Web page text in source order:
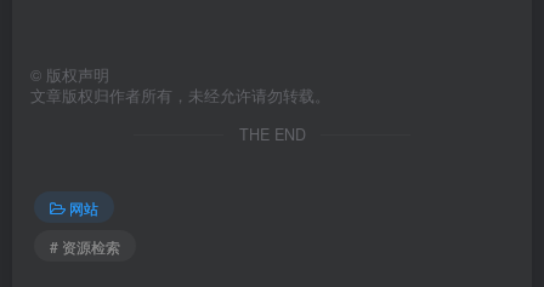
© 版权声明
文章版权归作者所有，未经允许请勿转载。
THE END
网站
# 资源检索